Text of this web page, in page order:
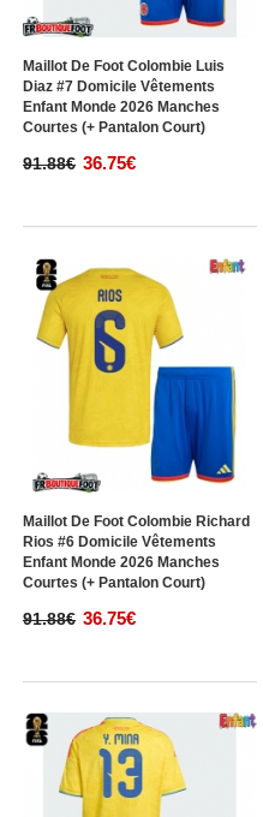
Maillot De Foot Colombie Luis
Diaz #7 Domicile Vêtements
Enfant Monde 2026 Manches
Courtes (+ Pantalon Court)
91.88€ 36.75€
Maillot De Foot Colombie Richard
Rios #6 Domicile Vêtements
Enfant Monde 2026 Manches
Courtes (+ Pantalon Court)
91.88€ 36.75€